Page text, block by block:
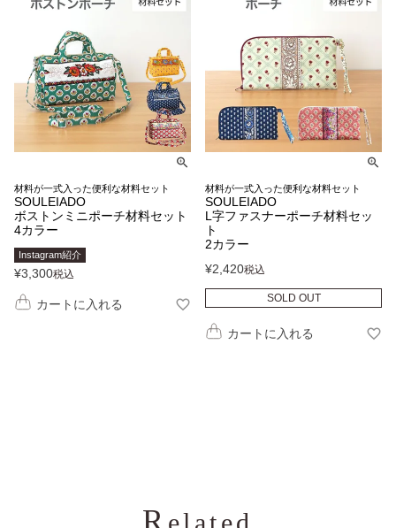
材料が一式入った便利な材料セット
SOULEIADO
ボストンミニポーチ材料セット
4カラー
Instagram紹介
¥3,300税込
カートに入れる
材料が一式入った便利な材料セット
SOULEIADO
L字ファスナーポーチ材料セッ
ト
2カラー
¥2,420税込
SOLD OUT
カートに入れる
R